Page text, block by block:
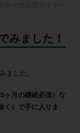
ローカ公式サイトへ
みました！
ました。
ヶ月の継続必須）な
く）で手に入りま